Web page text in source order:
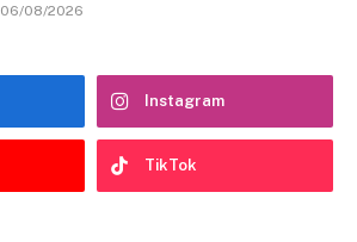
06/08/2026
Instagram
TikTok